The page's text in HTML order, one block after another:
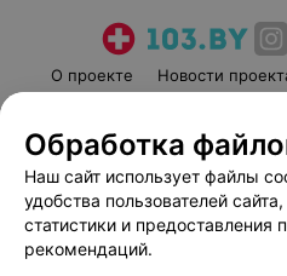
О проекте Новости
Пользовательское
Вакансии
Написать
Обработка
Наш сайт использует файлы
удобства пользователей
статистики и предоставления
рекомендаций.